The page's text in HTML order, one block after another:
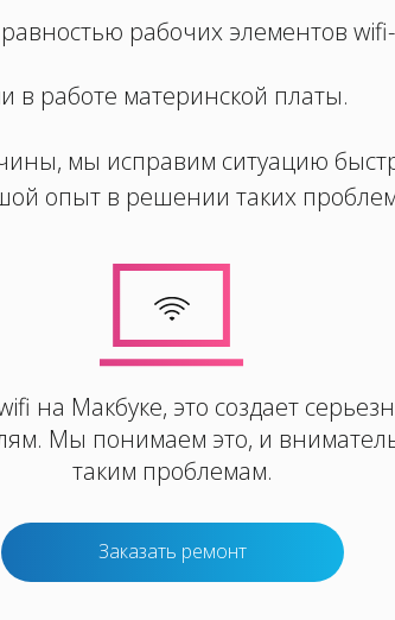
рабочих элементов
в работе материнской платы.
мы исправим ситуацию
опыт в решении таких
на Макбуке, это создает
Мы понимаем это, и
таким проблемам.
Заказать ремонт